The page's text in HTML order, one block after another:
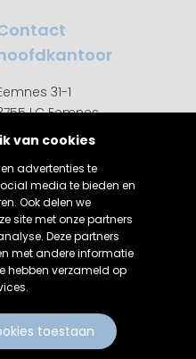
31-1
LC Eemnes
542 9350
Disclaimer|
van cookies
advertenties te
media te bieden en
Ook delen we
site met onze partners
Deze partners
met andere informatie
hebben verzameld op
toestaan